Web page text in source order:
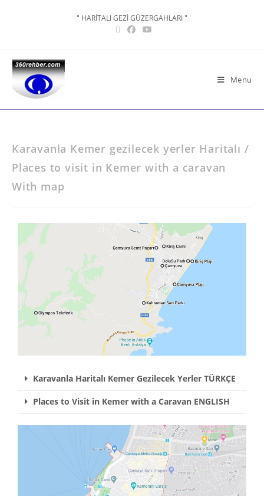
" HARİTALI GEZİ GÜZERGAHLARI "
Menu
Karavanla Kemer gezilecek yerler Haritalı /
Places to visit in Kemer with a caravan
With map
Karavanla Haritalı Kemer Gezilecek Yerler TÜRKÇE
Places to Visit in Kemer with a Caravan ENGLISH